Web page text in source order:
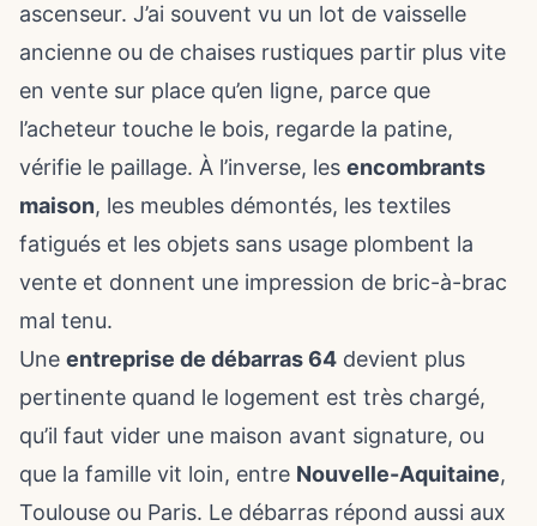
ascenseur. J’ai souvent vu un lot de vaisselle
ancienne ou de chaises rustiques partir plus vite
en vente sur place qu’en ligne, parce que
l’acheteur touche le bois, regarde la patine,
vérifie le paillage. À l’inverse, les encombrants
maison, les meubles démontés, les textiles
fatigués et les objets sans usage plombent la
vente et donnent une impression de bric-à-brac
mal tenu.
Une entreprise de débarras 64 devient plus
pertinente quand le logement est très chargé,
qu’il faut vider une maison avant signature, ou
que la famille vit loin, entre Nouvelle-Aquitaine,
Toulouse ou Paris. Le débarras répond aussi aux